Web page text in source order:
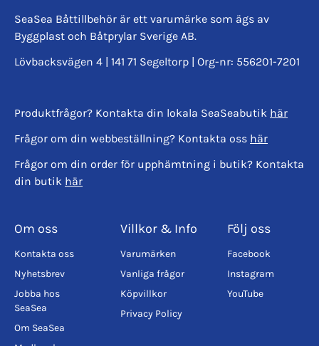
SeaSea Båttillbehör är ett varumärke som ägs av
Byggplast och Båtprylar Sverige AB.
Lövbacksvägen 4 | 141 71 Segeltorp | Org-nr: 556201-7201
Produktfrågor? Kontakta din lokala SeaSeabutik här
Frågor om din webbeställning? Kontakta oss här
Frågor om din order för upphämtning i butik? Kontakta
din butik här
Om oss
Kontakta oss
Nyhetsbrev
Jobba hos
SeaSea
Om SeaSea
Villkor & Info
Varumärken
Vanliga frågor
Köpvillkor
Privacy Policy
Följ oss
Facebook
Instagram
YouTube